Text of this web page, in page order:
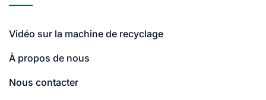
Vidéo sur la machine de recyclage
À propos de nous
Nous contacter